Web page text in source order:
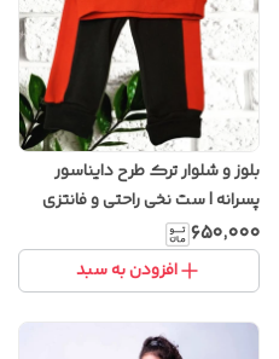
بلوز و شلوار ترک طرح دایناسور
پسرانه | ست نخی راحتی و فانتزی
کودکانه
۶۵۰٬۰۰۰
افزودن به سبد